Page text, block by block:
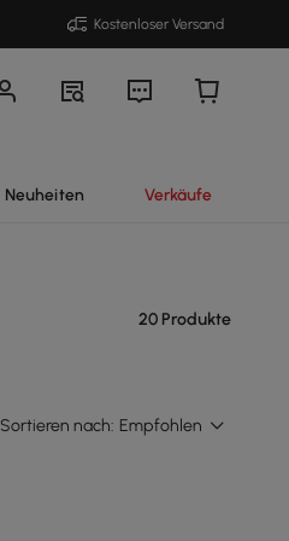
Kostenloser Versand
Neuheiten Verkäufe
20 Produkte
Sortieren nach: Empfohlen